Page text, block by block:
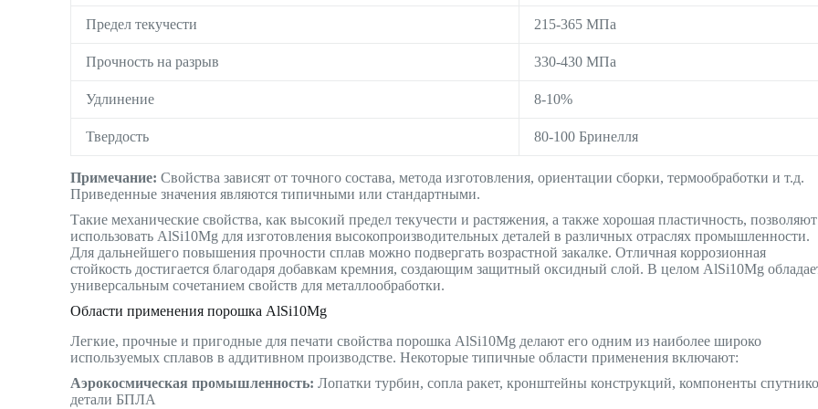
Предел текучести 215-365 МПа
Прочность на разрыв 330-430 МПа
Удлинение 8-10%
Твердость 80-100 Бринелля
Примечание: Свойства зависят от точного состава, метода изготовления, ориентации сборки, термообработки и т.д.
Приведенные значения являются типичными или стандартными.
Такие механические свойства, как высокий предел текучести и растяжения, а также хорошая пластичность, позволяют
использовать AlSi10Mg для изготовления высокопроизводительных деталей в различных отраслях промышленности.
Для дальнейшего повышения прочности сплав можно подвергать возрастной закалке. Отличная коррозионная
стойкость достигается благодаря добавкам кремния, создающим защитный оксидный слой. В целом AlSi10Mg
универсальным сочетанием свойств для металлообработки.
Области применения порошка AlSi10Mg
Легкие, прочные и пригодные для печати свойства порошка AlSi10Mg делают его одним из наиболее широко
используемых сплавов в аддитивном производстве. Некоторые типичные области применения включают:
Аэрокосмическая промышленность: Лопатки турбин, сопла ракет, кронштейны конструкций, компоненты
детали БПЛА